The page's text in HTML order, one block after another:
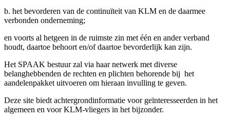
b. het bevorderen van de continuïteit van KLM en de daarmee
verbonden onderneming;
en voorts al hetgeen in de ruimste zin met één en ander verband
houdt, daartoe behoort en/of daartoe bevorderlijk kan zijn.
Het SPAAK bestuur zal via haar netwerk met diverse
belanghebbenden de rechten en plichten behorende bij het
aandelenpakket uitvoeren om hieraan invulling te geven.
Deze site biedt achtergrondinformatie voor geïnteresseerden in het
algemeen en voor KLM-vliegers in het bijzonder.